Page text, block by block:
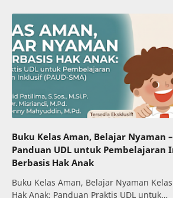
Buku Kelas Aman, Belajar Nyaman –
Panduan UDL untuk Pembelajaran
Berbasis Hak Anak
Buku Kelas Aman, Belajar Nyaman
Hak Anak: Panduan Praktis UDL untuk